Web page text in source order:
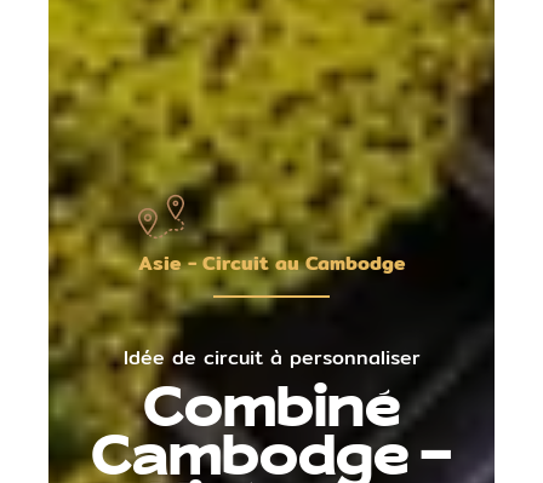
Asie - Circuit au Cambodge
Idée de circuit à personnaliser
Combiné
Cambodge -